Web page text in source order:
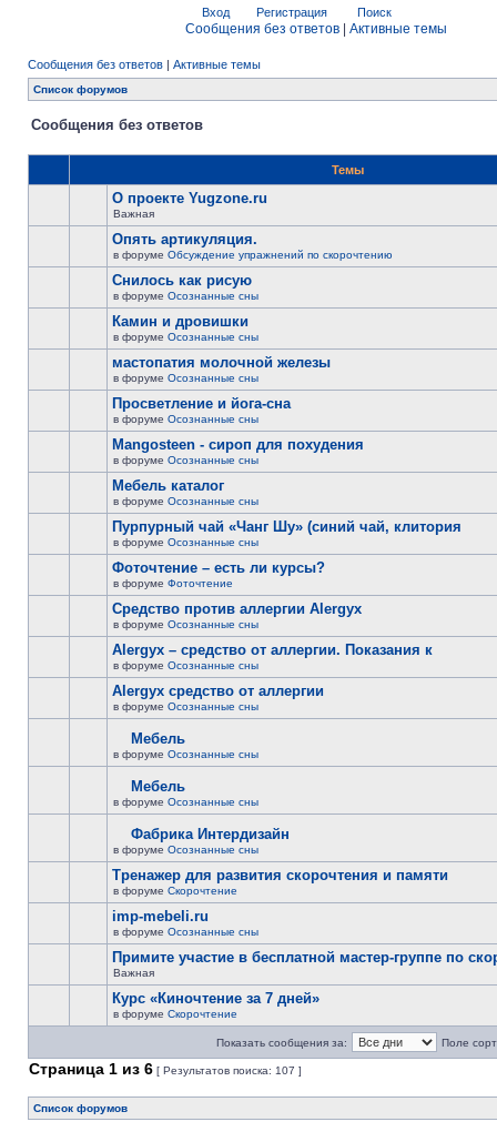
Вход Регистрация Поиск
Сообщения без ответов Активные темы
Сообщения без ответов | Активные темы
Список форумов
Сообщения без ответов
Темы
О проекте Yugzone.ru
Важная
Опять артикуляция.
в форуме Обсуждение упражнений по скорочтению
Снилось как рисую
в форуме Осознанные сны
Камин и дровишки
в форуме Осознанные сны
мастопатия молочной железы
в форуме Осознанные сны
Просветление и йога-сна
в форуме Осознанные сны
Mangosteen - сироп для похудения
в форуме Осознанные сны
Мебель каталог
в форуме Осознанные сны
Пурпурный чай «Чанг Шу» (синий чай, клитория
в форуме Осознанные сны
Фоточтение – есть ли курсы?
в форуме Фоточтение
Cредство против аллергии Alergyx
в форуме Осознанные сны
Alergyx – средство от аллергии. Показания к
в форуме Осознанные сны
Alergyx средство от аллергии
в форуме Осознанные сны
Мебель
в форуме Осознанные сны
Мебель
в форуме Осознанные сны
Фабрика Интердизайн
в форуме Осознанные сны
Тренажер для развития скорочтения и памяти
в форуме Скорочтение
imp-mebeli.ru
в форуме Осознанные сны
Примите участие в бесплатной мастер-группе по
Важная
Курс «Киночтение за 7 дней»
в форуме Скорочтение
Показать сообщения за: Поле
Страница 1 из 6 [ Результатов поиска: 107 ]
Список форумов